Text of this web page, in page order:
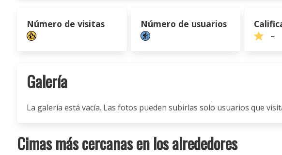
Número de visitas Número de usuarios
–
Galería
La galería está vacía. Las fotos pueden subirlas solo usuarios que
Cimas más cercanas en los alrededores